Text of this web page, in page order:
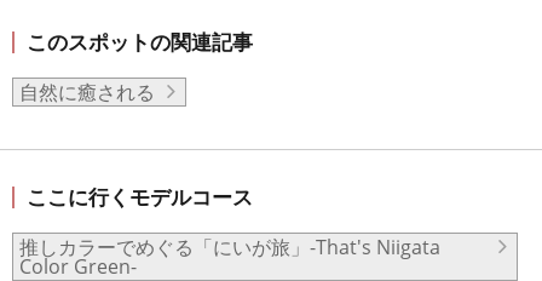
このスポットの関連記事
自然に癒される
ここに行くモデルコース
推しカラーでめぐる「にいが旅」-That's Niigata
Color Green-